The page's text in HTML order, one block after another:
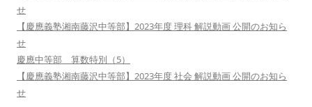
せ
【慶應義塾湘南藤沢中等部】2023年度 理科 解説動画 公開のお知ら
せ
慶應中等部 算数特別（5）
【慶應義塾湘南藤沢中等部】2023年度 社会 解説動画 公開のお知ら
せ